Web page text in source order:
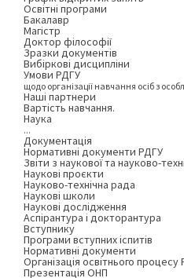
Освітні програми
Бакалавр
Магістр
Доктор філософії
Зразки документів
Вибіркові дисципліни
Умови РДГУ
щодо організації навчання осіб з
Наші партнери
Вартість навчання.
Наука
...
Документація
Нормативні документи РДГУ
Звіти з наукової та науково-
Наукові проєкти
Науково-технічна рада
Наукові школи
Наукові дослідження
Аспірантура і докторантура
Вступнику
Програми вступних іспитів
Нормативні документи
Організація освітнього процесу
Презентація ОНП